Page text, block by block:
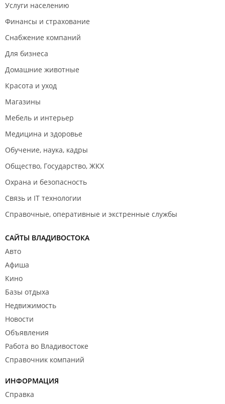
Услуги населению
Финансы и страхование
Снабжение компаний
Для бизнеса
Домашние животные
Красота и уход
Магазины
Мебель и интерьер
Медицина и здоровье
Обучение, наука, кадры
Общество, Государство, ЖКХ
Охрана и безопасность
Связь и IT технологии
Справочные, оперативные и экстренные службы
САЙТЫ ВЛАДИВОСТОКА
Авто
Афиша
Кино
Базы отдыха
Недвижимость
Новости
Объявления
Работа во Владивостоке
Справочник компаний
ИНФОРМАЦИЯ
Справка